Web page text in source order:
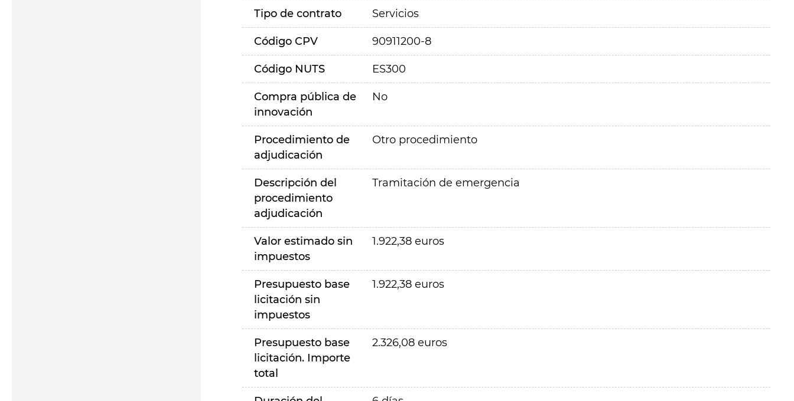
Tipo de contrato Servicios
Código CPV 90911200-8
Código NUTS ES300
Compra pública de
innovación
No
Procedimiento de
adjudicación
Otro procedimiento
Descripción del
procedimiento
adjudicación
Tramitación de emergencia
Valor estimado sin
impuestos
1.922,38 euros
Presupuesto base
licitación sin
impuestos
1.922,38 euros
Presupuesto base
licitación. Importe
total
2.326,08 euros